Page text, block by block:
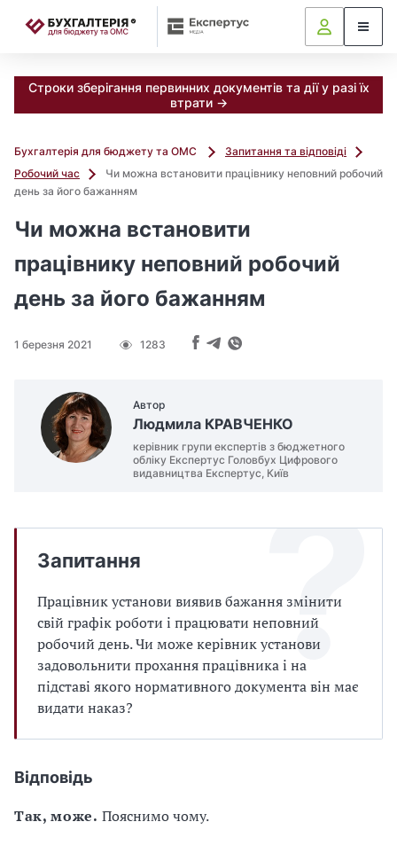
Строки зберігання первинних документів та дії у разі їх
втрати →
Бухгалтерія для бюджету та ОМС
Запитання та відповіді
Робочий час
Чи можна встановити працівнику неповний робочий
день за його бажанням
Чи можна встановити
працівнику неповний робочий
день за його бажанням
1 березня 2021 1283
Автор
Людмила КРАВЧЕНКО
керівник групи експертів з бюджетного
обліку Експертус Головбух Цифрового
видавництва Експертус, Київ
Запитання
Працівник установи виявив бажання змінити
свій графік роботи і працювати неповний
робочий день. Чи може керівник установи
задовольнити прохання працівника і на
підставі якого нормативного документа він має
видати наказ?
Відповідь
Так, може. Пояснимо чому.